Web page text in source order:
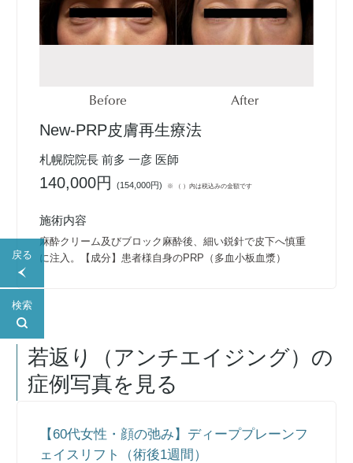
戻る
検索
Before After
New-PRP皮膚再生療法
札幌院院長 前多 一彦 医師
140,000円(154,000円) ※ （ ）内は税込みの金額です
施術内容
麻酔クリーム及びブロック麻酔後、細い鋭針で皮下へ慎重
に注入。【成分】患者様自身のPRP（多血小板血漿）
若返り（アンチエイジング） の
症例写真を見る
【60代女性・顔の弛み】ディーププレーンフ
ェイスリフト（術後1週間）